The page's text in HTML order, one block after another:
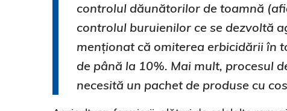
controlul dăunătorilor de toamnă
controlul buruienilor ce se dezvoltă
menționat că omiterea erbicidării în
de până la 10%. Mai mult, procesul
necesită un pachet de produse cu